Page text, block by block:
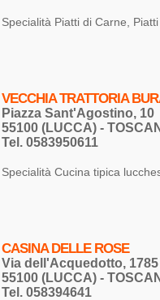
Specialità Piatti di Carne,
VECCHIA TRATTORIA
Piazza Sant'Agostino, 10
55100 (LUCCA) -
Tel. 0583950611
Specialità Cucina tipica
CASINA DELLE ROSE
Via dell'Acquedotto, 1785
55100 (LUCCA) -
Tel. 058394641